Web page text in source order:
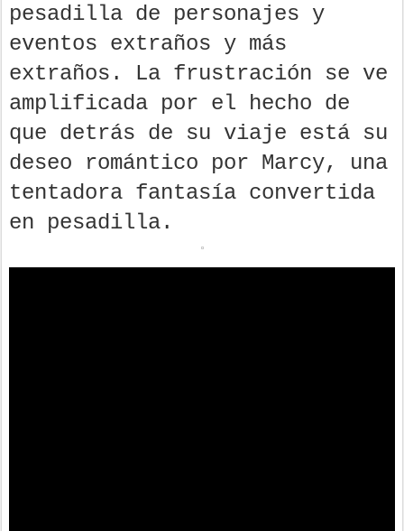
pesadilla de personajes y
eventos extraños y más
extraños. La frustración se ve
amplificada por el hecho de
que detrás de su viaje está su
deseo romántico por Marcy, una
tentadora fantasía convertida
en pesadilla.